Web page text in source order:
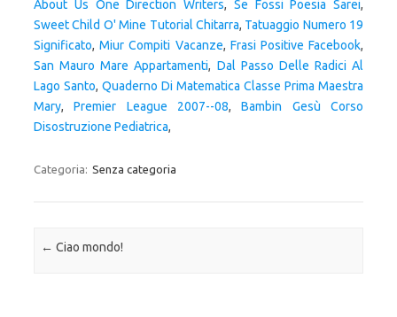
About Us One Direction Writers, Se Fossi Poesia Sarei,
Sweet Child O' Mine Tutorial Chitarra, Tatuaggio Numero 19
Significato,Miur Compiti Vacanze, Frasi Positive Facebook,
San Mauro Mare Appartamenti, Dal Passo Delle Radici Al
Lago Santo, Quaderno Di Matematica Classe Prima Maestra
Mary,Premier League 2007--08,Bambin Gesù Corso
Disostruzione Pediatrica,
Categoria: Senza categoria
Navigazione articolo
← Ciao mondo!